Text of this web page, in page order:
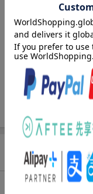
著者／編集
出版社
発行形態
ページ数
ISBN
商品説明